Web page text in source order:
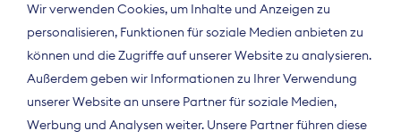
Wir verwenden Cookies, um Inhalte und Anzeigen zu
personalisieren, Funktionen für soziale Medien anbieten zu
können und die Zugriffe auf unserer Website zu analysieren.
Außerdem geben wir Informationen zu Ihrer Verwendung
unserer Website an unsere Partner für soziale Medien,
Werbung und Analysen weiter. Unsere Partner führen diese